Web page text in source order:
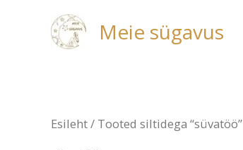
Meie sügavus
Esileht/ Tooted siltidega “süvatöö”